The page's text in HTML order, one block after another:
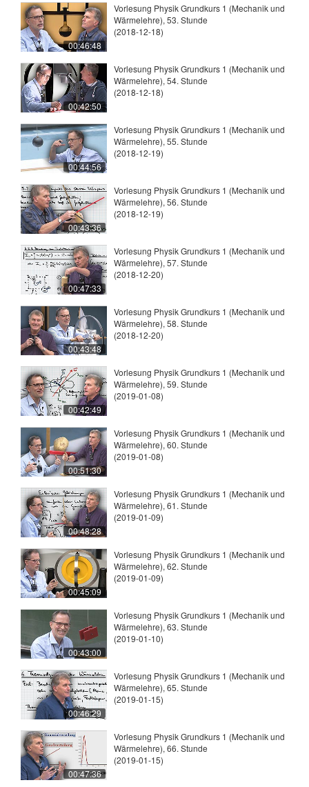
00:46:48
Vorlesung Physik Grundkurs 1 (Mechanik und
Wärmelehre), 53. Stunde
(2018-12-18)
00:42:50
Vorlesung Physik Grundkurs 1 (Mechanik und
Wärmelehre), 54. Stunde
(2018-12-18)
00:44:56
Vorlesung Physik Grundkurs 1 (Mechanik und
Wärmelehre), 55. Stunde
(2018-12-19)
00:43:36
Vorlesung Physik Grundkurs 1 (Mechanik und
Wärmelehre), 56. Stunde
(2018-12-19)
00:47:33
Vorlesung Physik Grundkurs 1 (Mechanik und
Wärmelehre), 57. Stunde
(2018-12-20)
00:43:48
Vorlesung Physik Grundkurs 1 (Mechanik und
Wärmelehre), 58. Stunde
(2018-12-20)
00:42:49
Vorlesung Physik Grundkurs 1 (Mechanik und
Wärmelehre), 59. Stunde
(2019-01-08)
00:51:30
Vorlesung Physik Grundkurs 1 (Mechanik und
Wärmelehre), 60. Stunde
(2019-01-08)
00:48:28
Vorlesung Physik Grundkurs 1 (Mechanik und
Wärmelehre), 61. Stunde
(2019-01-09)
00:45:09
Vorlesung Physik Grundkurs 1 (Mechanik und
Wärmelehre), 62. Stunde
(2019-01-09)
00:43:00
Vorlesung Physik Grundkurs 1 (Mechanik und
Wärmelehre), 63. Stunde
(2019-01-10)
00:46:29
Vorlesung Physik Grundkurs 1 (Mechanik und
Wärmelehre), 65. Stunde
(2019-01-15)
00:47:36
Vorlesung Physik Grundkurs 1 (Mechanik und
Wärmelehre), 66. Stunde
(2019-01-15)